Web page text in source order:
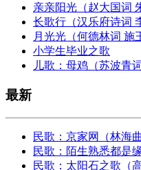
亲亲阳光（赵大国词
长歌行（汉乐府诗词
月光光（何德林词 施
小学生毕业之歌
儿歌：母鸡（苏波青
最新
民歌：京家网（林海
民歌：陌生熟悉都是
民歌：太阳石之歌（